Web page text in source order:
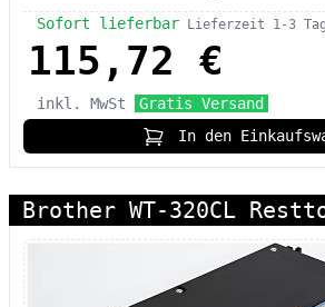
Sofort lieferbar Lieferzeit 1-3
115,72 €
inkl. MwSt
Gratis Versand
In den
Brother WT-320CL